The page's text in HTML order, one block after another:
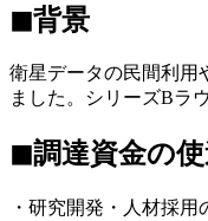
◼︎背景
衛星データの民間利用
ました。シリーズBラ
◼︎調達資金の
・研究開発・人材採